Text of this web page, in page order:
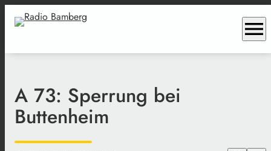
menu
A 73: Sperrung bei
Buttenheim